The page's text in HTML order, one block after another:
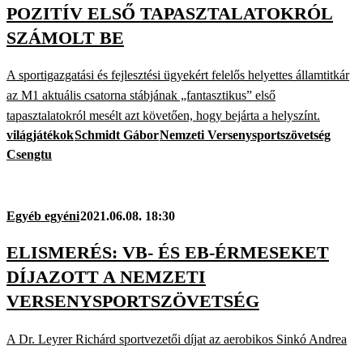
POZITÍV ELSŐ TAPASZTALATOKRÓL
SZÁMOLT BE
A sportigazgatási és fejlesztési ügyekért felelős helyettes államtitkár
az M1 aktuális csatorna stábjának „fantasztikus” első
tapasztalatokról mesélt azt követően, hogy bejárta a helyszínt.
világjátékokSchmidt GáborNemzeti Versenysportszövetség
Csengtu
Egyéb egyéni2021.06.08. 18:30
ELISMERÉS: VB- ÉS EB-ÉRMESEKET
DÍJAZOTT A NEMZETI
VERSENYSPORTSZÖVETSÉG
A Dr. Leyrer Richárd sportvezetői díjat az aerobikos Sinkó Andrea